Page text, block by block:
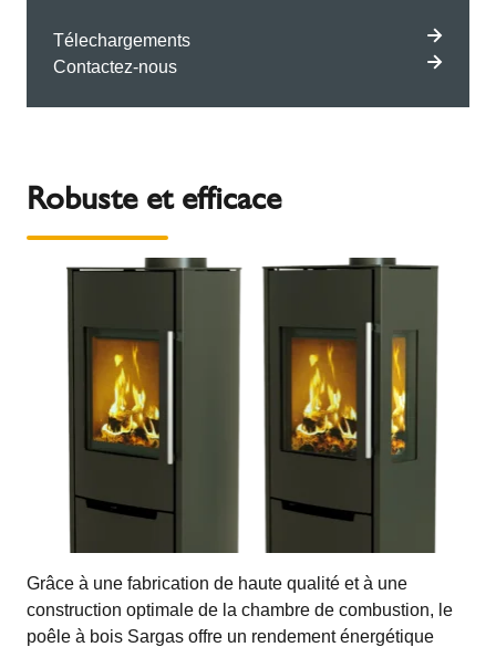
Télechargements
Contactez-nous
Robuste et efficace
Grâce à une fabrication de haute qualité et à une
construction optimale de la chambre de combustion, le
poêle à bois Sargas offre un rendement énergétique